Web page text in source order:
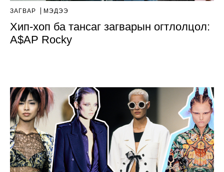
ЗАГВАР МЭДЭЭ
Хип-хоп ба тансаг загварын огтлолцол:
A$AP Rocky